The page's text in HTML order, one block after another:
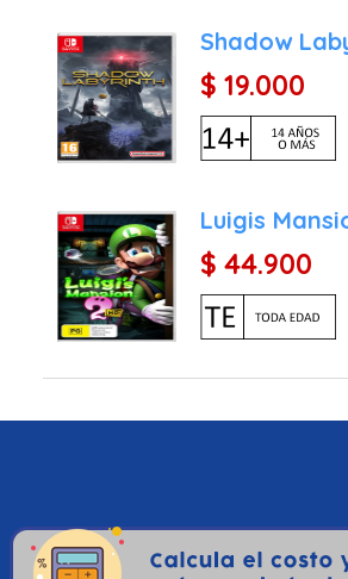
Shadow
$ 19.000
Luigis
$ 44.900